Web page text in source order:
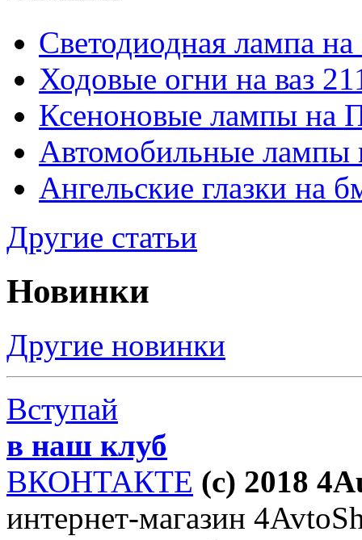
Светодиодная лампа
Ходовые огни на ваз
Ксеноновые лампы на
Автомобильные лампы
Ангельские глазки на
Другие статьи
Новинки
Другие новинки
Вступай
в наш клуб
ВКОНТАКТЕ (c) 2018
интернет-магазин